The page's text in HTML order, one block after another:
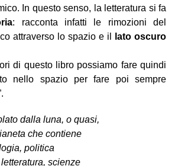
In questo senso, la letteratura si fa
: racconta infatti le rimozioni del
attraverso lo spazio e il
lato oscuro
di questo libro possiamo fare quindi
nello spazio per fare poi sempre
dalla luna, o quasi,
che contiene
politica
scienze